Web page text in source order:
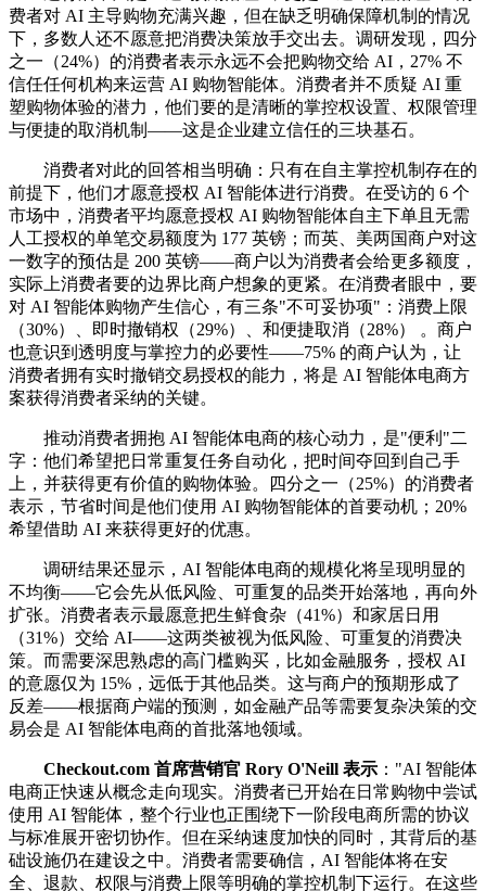
费者对 AI 主导购物充满兴趣，但在缺乏明确保障机制的情况
下，多数人还不愿意把消费决策放手交出去。调研发现，四分
之一（24%）的消费者表示永远不会把购物交给 AI，27% 不
信任任何机构来运营 AI 购物智能体。消费者并不质疑 AI 重
塑购物体验的潜力，他们要的是清晰的掌控权设置、权限管理
与便捷的取消机制——这是企业建立信任的三块基石。
消费者对此的回答相当明确：只有在自主掌控机制存在的
前提下，他们才愿意授权 AI 智能体进行消费。在受访的 6 个
市场中，消费者平均愿意授权 AI 购物智能体自主下单且无需
人工授权的单笔交易额度为 177 英镑；而英、美两国商户对这
一数字的预估是 200 英镑——商户以为消费者会给更多额度，
实际上消费者要的边界比商户想象的更紧。在消费者眼中，要
对 AI 智能体购物产生信心，有三条"不可妥协项"：消费上限
（30%）、即时撤销权（29%）、和便捷取消（28%） 。商户
也意识到透明度与掌控力的必要性——75% 的商户认为，让
消费者拥有实时撤销交易授权的能力，将是 AI 智能体电商方
案获得消费者采纳的关键。
推动消费者拥抱 AI 智能体电商的核心动力，是"便利"二
字：他们希望把日常重复任务自动化，把时间夺回到自己手
上，并获得更有价值的购物体验。四分之一（25%）的消费者
表示，节省时间是他们使用 AI 购物智能体的首要动机；20%
希望借助 AI 来获得更好的优惠。
调研结果还显示，AI 智能体电商的规模化将呈现明显的
不均衡——它会先从低风险、可重复的品类开始落地，再向外
扩张。消费者表示最愿意把生鲜食杂（41%）和家居日用
（31%）交给 AI——这两类被视为低风险、可重复的消费决
策。而需要深思熟虑的高门槛购买，比如金融服务，授权 AI
的意愿仅为 15%，远低于其他品类。这与商户的预期形成了
反差——根据商户端的预测，如金融产品等需要复杂决策的交
易会是 AI 智能体电商的首批落地领域。
Checkout.com 首席营销官 Rory O'Neill 表示 ："AI 智能体
电商正快速从概念走向现实。消费者已开始在日常购物中尝试
使用 AI 智能体，整个行业也正围绕下一阶段电商所需的协议
与标准展开密切协作。但在采纳速度加快的同时，其背后的基
础设施仍在建设之中。消费者需要确信，AI 智能体将在安
全、退款、权限与消费上限等明确的掌控机制下运行。在这些